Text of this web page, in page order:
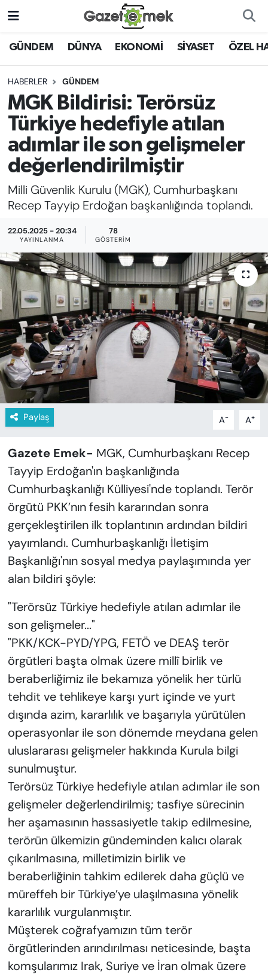
GÜNDEM DÜNYA EKONOMİ SİYASET ÖZEL
HABERLER GÜNDEM
MGK Bildirisi: Terörsüz
Türkiye hedefiyle atılan
adımlar ile son gelişmeler
değerlendirilmiştir
Milli Güvenlik Kurulu (MGK), Cumhurbaşkanı
Recep Tayyip Erdoğan başkanlığında toplandı.
22.05.2025 - 20:34
YAYINLANMA
78
GÖSTERIM
Paylaş A- A+
Gazete Emek- MGK, Cumhurbaşkanı Recep
Tayyip Erdoğan'ın başkanlığında
Cumhurbaşkanlığı Külliyesi'nde toplandı. Terör
örgütü PKK’nın fesih kararından sonra
gerçekleştirilen ilk toplantının ardından bildiri
yayımlandı. Cumhurbaşkanlığı İletişim
Başkanlığı'nın sosyal medya paylaşımında yer
alan bildiri şöyle:
"Terörsüz Türkiye hedefiyle atılan adımlar ile
son gelişmeler..."
"PKK/KCK-PYD/YPG, FETÖ ve DEAŞ terör
örgütleri başta olmak üzere millî birlik ve
beraberliğimiz ile bekamıza yönelik her türlü
tehdit ve tehlikeye karşı yurt içinde ve yurt
dışında azim, kararlılık ve başarıyla yürütülen
operasyonlar ile son dönemde meydana gelen
uluslararası gelişmeler hakkında Kurula bilgi
sunulmuştur.
Terörsüz Türkiye hedefiyle atılan adımlar ile son
gelişmeler değerlendirilmiş; tasfiye sürecinin
her aşamasının hassasiyetle takip edilmesine,
terörün ülkemizin gündeminden kalıcı olarak
çıkarılmasına, milletimizin birlik ve
beraberliğinin tahkim edilerek daha güçlü ve
müreffeh bir Türkiye’ye ulaşılmasına yönelik
kararlılık vurgulanmıştır.
Müşterek coğrafyamızın tüm terör
örgütlerinden arındırılması neticesinde, başta
komşularımız Irak, Suriye ve İran olmak üzere
DÜNYA
EKONOMİ
EMEK HABERLERİ
YENİ MEDYADA EMEK
GAZETECİLİĞİNİ GELİŞTİRMEK
FAYDALI BİLGİLER
GÜNDEM
EĞİTİM
KADIN
SAĞLIK
SPOR
KÜLTÜR-SANAT
MAGAZİN
ÖZEL HABER
YAZAR KÖŞESİ
SİYASET
VAN VE DİYARBAKIR HABERLERİ
Nöbetçi Eczaneler
Hava Durumu
İstanbul Namaz Vakitleri
Trafik Durumu
Süper Lig Puan Durumu ve Fikstür
Tüm Manşetler
Son Dakika Haberleri
Haber Arşivi